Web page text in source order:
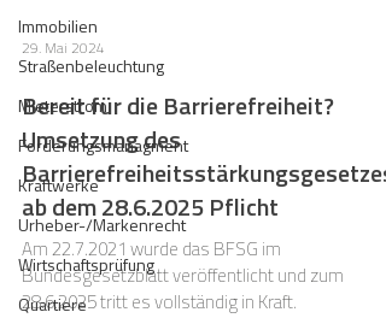
Immobilien
Straßenbeleuchtung
Mieterstrom
Forderungsmanagment
Kraftwerke
Urheber-/Markenrecht
Wirtschaftsprüfung
Quartiere
29. Mai 2024
Bereit für die Barrierefreiheit?
Umsetzung des
Barrierefreiheitsstärkungsgesetzes
ab dem 28.6.2025 Pflicht
Am 22.7.2021 wurde das BFSG im
Bundesgesetzblatt veröffentlicht und zum
28.6.2025 tritt es vollständig in Kraft.